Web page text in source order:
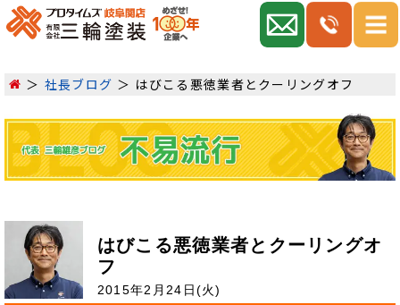
社長ブログ はびこる悪徳業者とクーリングオフ
はびこる悪徳業者とクーリングオ
フ
2015年2月24日(火)